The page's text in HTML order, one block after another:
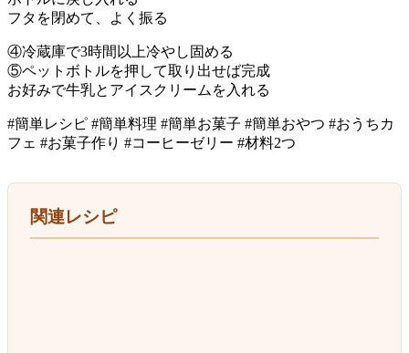
フタを閉めて、よく振る
④冷蔵庫で3時間以上冷やし固める
⑤ペットボトルを押して取り出せば完成
お好みで牛乳とアイスクリームを入れる
#簡単レシピ #簡単料理 #簡単お菓子 #簡単おやつ #おうちカ
フェ #お菓子作り #コーヒーゼリー #材料2つ
関連レシピ